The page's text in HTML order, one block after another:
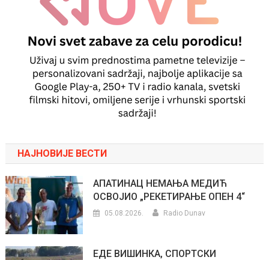
НАЈНОВИЈЕ ВЕСТИ
АПАТИНАЦ НЕМАЊА МЕДИЋ
ОСВОЈИО „РЕКЕТИРАЊЕ ОПЕН 4“
05.08.2026. Radio Dunav
ЕДЕ ВИШИНКА, СПОРТСКИ